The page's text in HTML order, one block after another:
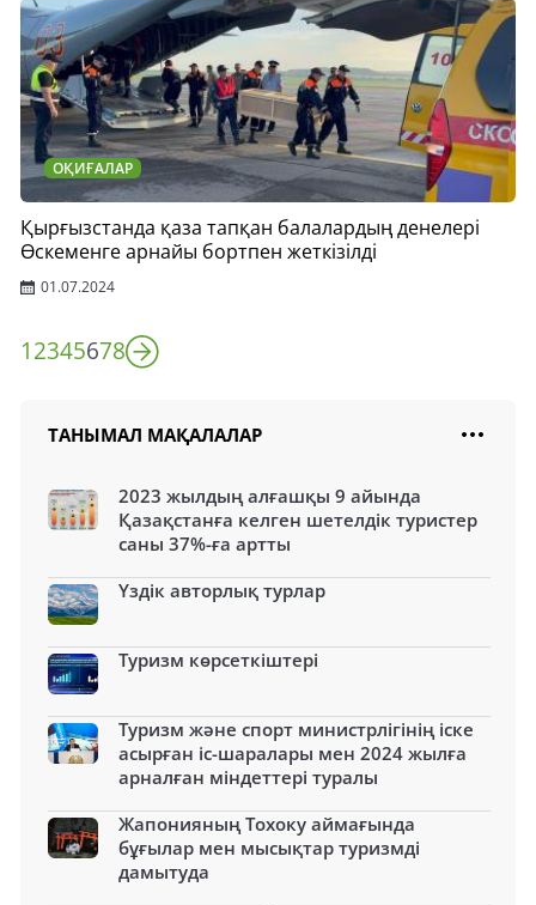
ОҚИҒАЛАР
Қырғызстанда қаза тапқан балалардың денелері
Өскеменге арнайы бортпен жеткізілді
01.07.2024
12345678
ТАНЫМАЛ МАҚАЛАЛАР
2023 жылдың алғашқы 9 айында
Қазақстанға келген шетелдік туристер
саны 37%-ға артты
Үздік авторлық турлар
Туризм көрсеткіштері
Туризм және спорт министрлігінің іске
асырған іс-шаралары мен 2024 жылға
арналған міндеттері туралы
Жапонияның Тохоку аймағында
бұғылар мен мысықтар туризмді
дамытуда